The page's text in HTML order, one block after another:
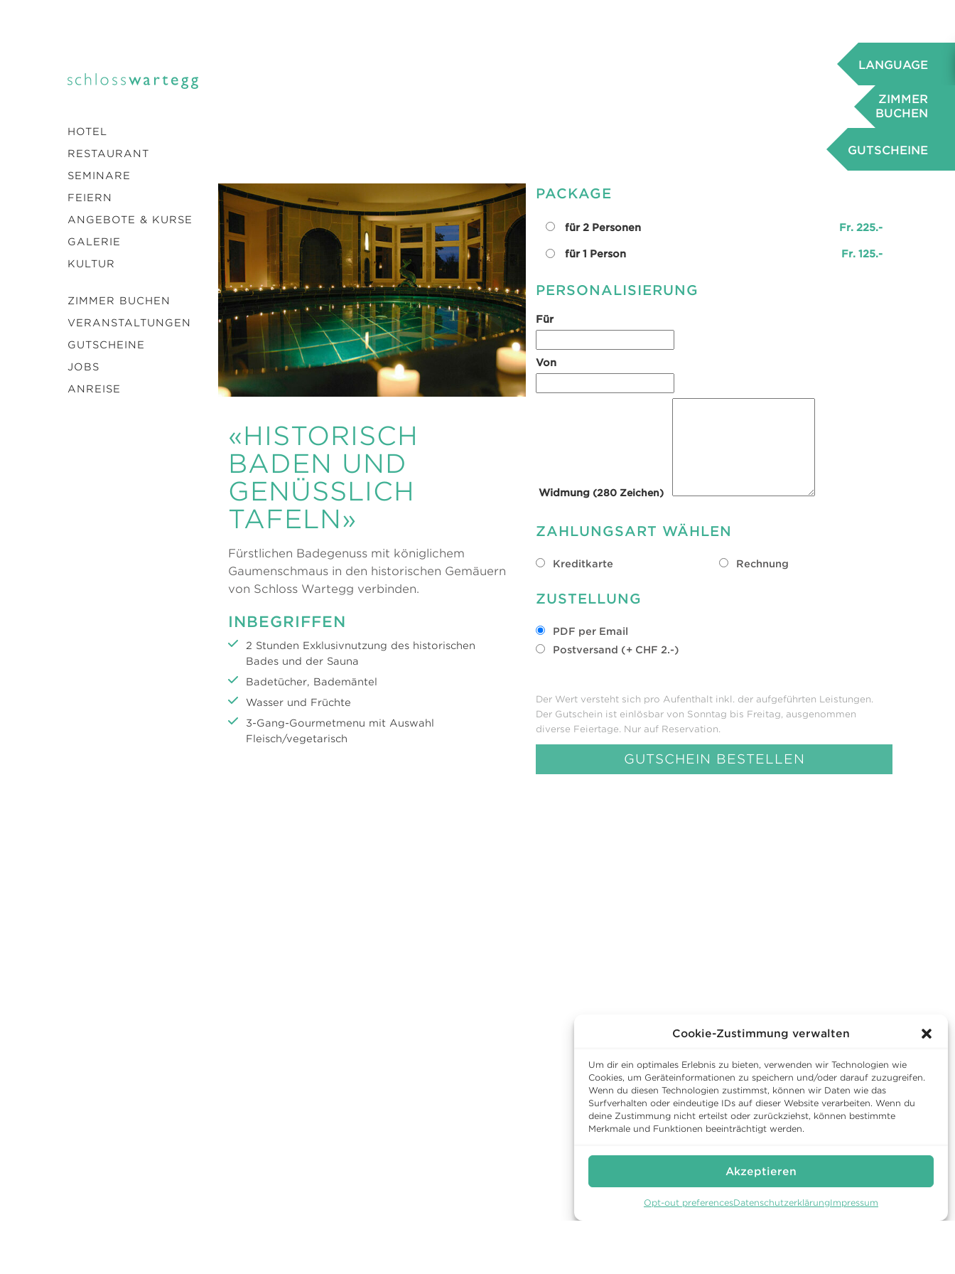
Cookie-Zustimmung verwalten
Um dir ein optimales Erlebnis zu bieten, verwenden wir Technologien wie
Cookies, um Geräteinformationen zu speichern und/oder darauf zuzugreifen.
Wenn du diesen Technologien zustimmst, können wir Daten wie das
Surfverhalten oder eindeutige IDs auf dieser Website verarbeiten. Wenn du
deine Zustimmung nicht erteilst oder zurückziehst, können bestimmte
Merkmale und Funktionen beeinträchtigt werden.
Akzeptieren
Opt-out preferencesDatenschutzerklärungImpressum
LANGUAGE
ZIMMER
BUCHEN
GUTSCHEINE
HOTEL
RESTAURANT
SEMINARE
FEIERN
ANGEBOTE & KURSE
GALERIE
KULTUR
ZIMMER BUCHEN
VERANSTALTUNGEN
GUTSCHEINE
JOBS
ANREISE
«HISTORISCH
BADEN UND
GENÜSSLICH
TAFELN»
Fürstlichen Badegenuss mit königlichem
Gaumenschmaus in den historischen Gemäuern
von Schloss Wartegg verbinden.
INBEGRIFFEN
2 Stunden Exklusivnutzung des historischen
Bades und der Sauna
Badetücher, Bademäntel
Wasser und Früchte
3-Gang-Gourmetmenu mit Auswahl
Fleisch/vegetarisch
PACKAGE
für 2 Personen Fr. 225.-
für 1 Person Fr. 125.-
PERSONALISIERUNG
Für
Von
Widmung (280 Zeichen)
ZAHLUNGSART WÄHLEN
Kreditkarte Rechnung
ZUSTELLUNG
PDF per Email
Postversand (+ CHF 2.-)
Der Wert versteht sich pro Aufenthalt inkl. der aufgeführten Leistungen.
Der Gutschein ist einlösbar von Sonntag bis Freitag, ausgenommen
diverse Feiertage. Nur auf Reservation.
GUTSCHEIN BESTELLEN